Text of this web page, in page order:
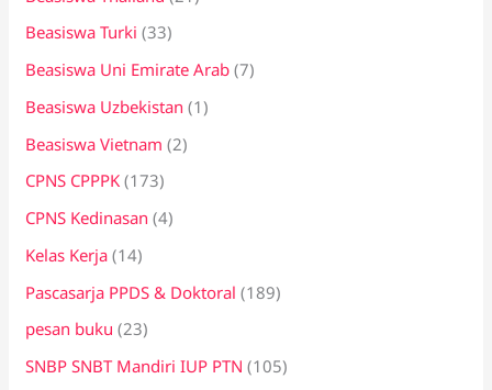
Beasiswa Turki (33)
Beasiswa Uni Emirate Arab (7)
Beasiswa Uzbekistan (1)
Beasiswa Vietnam (2)
CPNS CPPPK (173)
CPNS Kedinasan (4)
Kelas Kerja (14)
Pascasarja PPDS & Doktoral (189)
pesan buku (23)
SNBP SNBT Mandiri IUP PTN (105)